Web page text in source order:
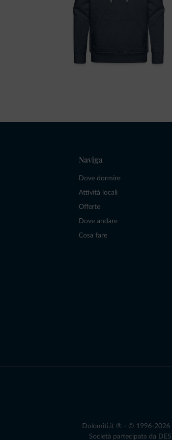
Naviga
Dove dormire
Attività locali
Offerte
Dove andare
Cosa fare
Dolomiti.it ® - © 1996-2026 -
Società partecipata da